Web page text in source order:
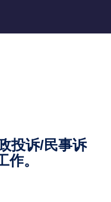
投诉/民事诉
。